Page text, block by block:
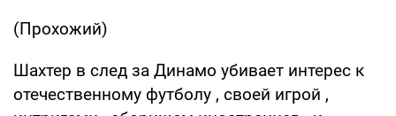
(Прохожий)
Шахтер в след за Динамо убивает интерес к
отечественному футболу , своей игрой ,